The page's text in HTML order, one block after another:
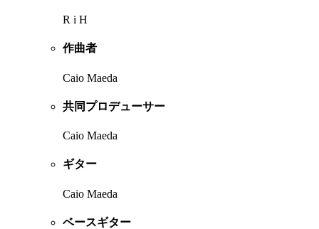
R i H
作曲者
Caio Maeda
共同プロデューサー
Caio Maeda
ギター
Caio Maeda
ベースギター